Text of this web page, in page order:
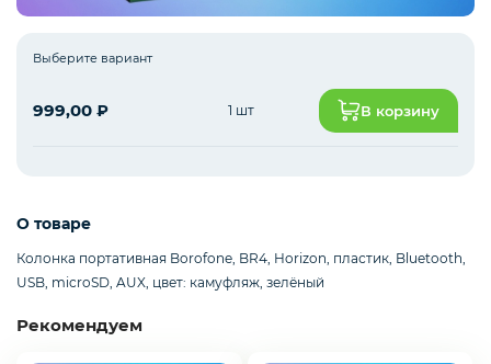
Мобильные аксессуары
Телевизоры
Выберите вариант
999,00 ₽ 1 шт В корзину
О товаре
Колонка портативная Borofone, BR4, Horizon, пластик, Bluetooth,
USB, microSD, AUX, цвет: камуфляж, зелёный
Рекомендуем